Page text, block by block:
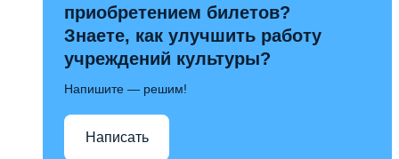
приобретением билетов?
Знаете, как улучшить работу
учреждений культуры?
Напишите — решим!
Написать